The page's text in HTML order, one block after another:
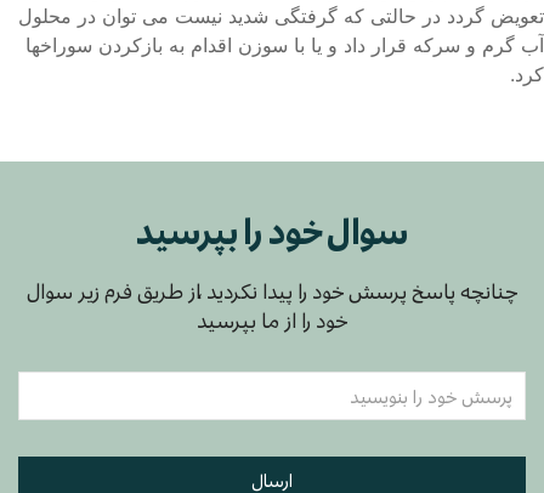
تعویض گردد در حالتی كه گرفتگی شدید نیست می توان در محلول
آب گرم و سرکه قرار داد و یا با سوزن اقدام به بازكردن سوراخها
كرد.
سوال خود را بپرسید
چنانچه پاسخ پرسش خود را پیدا نکردید ،از طریق فرم زیر سوال
خود را از ما بپرسید
ارسال